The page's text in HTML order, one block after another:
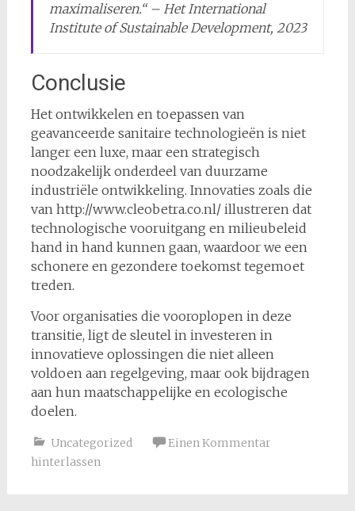
maximaliseren.“ – Het International
Institute of Sustainable Development, 2023
Conclusie
Het ontwikkelen en toepassen van
geavanceerde sanitaire technologieën is niet
langer een luxe, maar een strategisch
noodzakelijk onderdeel van duurzame
industriële ontwikkeling. Innovaties zoals die
van http://www.cleobetra.co.nl/ illustreren dat
technologische vooruitgang en milieubeleid
hand in hand kunnen gaan, waardoor we een
schonere en gezondere toekomst tegemoet
treden.
Voor organisaties die vooroplopen in deze
transitie, ligt de sleutel in investeren in
innovatieve oplossingen die niet alleen
voldoen aan regelgeving, maar ook bijdragen
aan hun maatschappelijke en ecologische
doelen.
Uncategorized
Einen Kommentar
hinterlassen